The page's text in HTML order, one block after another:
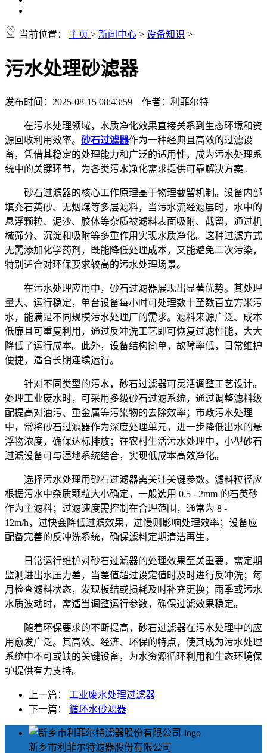
当前位置： 主页 > 新闻中心 > 设备知识 >
污水处理砂滤器
发布时间：2025-08-15 08:43:59 作者：利菲尔特
在污水处理领域，水质净化效果直接关系到生态环境和资
源回收利用效率。 砂石过滤器作为一种经典且高效的过滤设
备，凭借其稳定的处理能力和广泛的适用性，成为污水处理系
统中的关键环节，为各类污水净化需求提供可靠解决方案。
砂石过滤器的核心工作原理基于物理截留机制。设备内部
填充石英砂、无烟煤等多层滤料，当污水流经滤层时，水中的
悬浮颗粒、泥沙、胶体等杂质被滤料表面吸附、截留，通过机
械筛分、沉淀和吸附等多重作用实现水质净化。这种过滤方式
无需添加化学药剂，既能降低处理成本，又能避免二次污染，
特别适合对环保要求较高的污水处理场景。
在污水处理应用中，砂石过滤器展现出显著优势。其处理
量大、运行稳定，单台设备每小时可处理数十至数百立方米污
水，能满足不同规模污水处理厂的需求。滤料来源广泛、成本
低廉且可重复利用，通过反冲洗工艺即可恢复过滤性能，大大
降低了运行成本。此外，设备结构简单，故障率低，日常维护
便捷，适合长期连续运行。
针对不同类型的污水，砂石过滤器可灵活调整工艺设计。
处理工业废水时，可采用多级砂石过滤系统，通过调整滤料级
配提高对油污、重金属等污染物的去除效率；市政污水处理
中，常将砂石过滤器作为深度处理单元，进一步降低出水的悬
浮物浓度，确保达标排放；在农村生活污水处理中，小型砂石
过滤设备可与湿地系统结合，实现低成本高效净化。
选择污水处理用砂石过滤器需关注关键参数。滤料粒径应
根据污水中杂质颗粒大小确定，一般选用 0.5 - 2mm 的石英砂
作为主滤料；过滤速度需控制在合理范围，通常为 8 -
12m/h，过快会降低过滤效果，过慢则影响处理效率；设备应
配备完善的反冲洗系统，确保滤料定期清洁再生。
日常运行维护对砂石过滤器的处理效果至关重要。需定期
监测进出水压力差，当差值超过设定值时及时进行反冲洗；每
月检查滤料状态，发现板结或损耗及时补充更换；雨季或污水
水质波动时，需适当调整运行参数，确保过滤效果稳定。
随着环保要求的不断提高，砂石过滤器在污水处理中的应
用愈发广泛。其高效、经济、环保的特点，使其成为污水处理
系统中不可或缺的关键设备，为水资源循环利用和生态环境保
护提供有力支持。
上一篇： 工业废水处理过滤器
下一篇： 循环水砂滤器
新乡市利菲尔特滤器股份有限公司